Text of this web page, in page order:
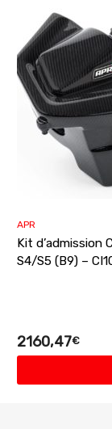
APR
Kit d’admission
S4/S5 (B9) –
2160,47€